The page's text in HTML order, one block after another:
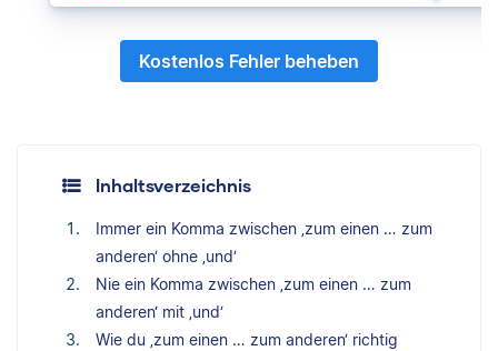
Kostenlos Fehler beheben
Inhaltsverzeichnis
Immer ein Komma zwischen ‚zum einen … zum
anderen‘ ohne ‚und‘
Nie ein Komma zwischen ‚zum einen … zum
anderen‘ mit ‚und‘
Wie du ‚zum einen … zum anderen‘ richtig